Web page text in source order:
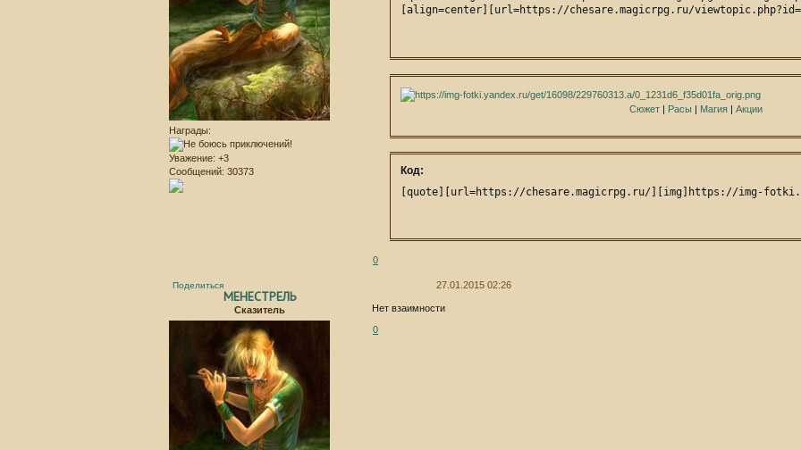
Награды:
Уважение: +3
Сообщений: 30373
[align=center][url=https://chesare.magicrpg.ru/
Сюжет | Расы | Магия | Акции
Код:
[quote][url=https://chesare.magicrpg.ru/][img]https://img-
0
Поделиться 27.01.2015 02:26
МЕНЕСТРЕЛЬ
Сказитель
Нет взаимности
0